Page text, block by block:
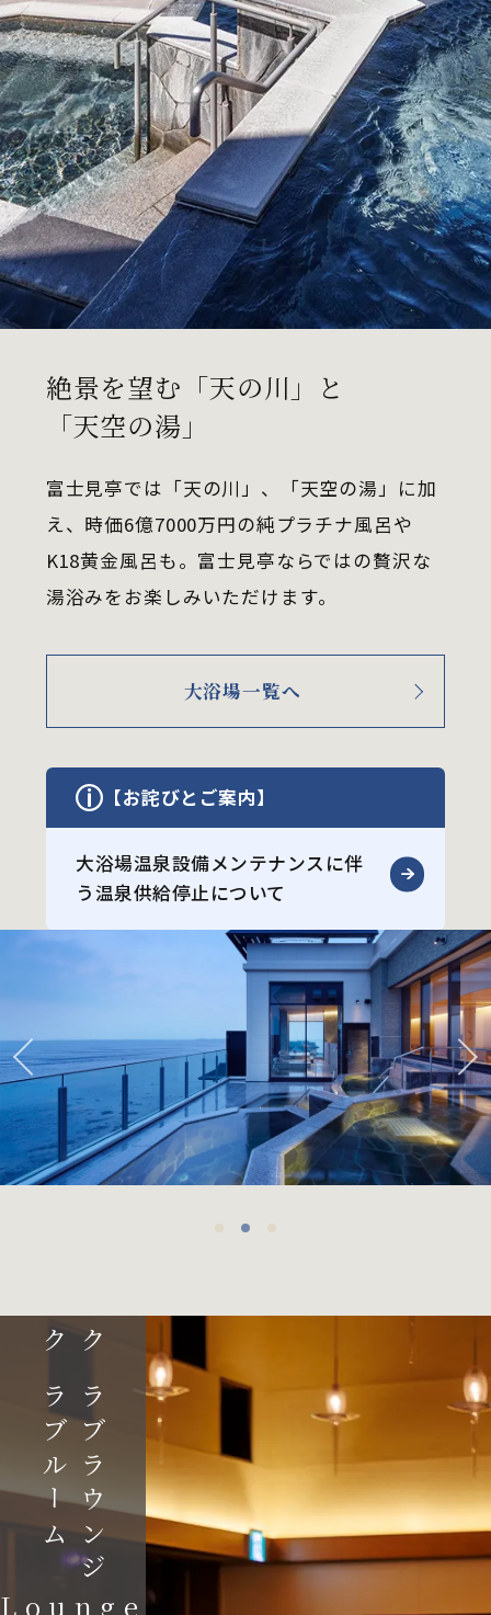
絶景を望む「天の川」と
「天空の湯」
富士見亭では「天の川」、「天空の湯」に加
え、時価6億7000万円の純プラチナ風呂や
K18黄金風呂も。富士見亭ならではの贅沢な
湯浴みをお楽しみいただけます。
大浴場一覧へ
【お詫びとご案内】
大浴場温泉設備メンテナンスに伴
う温泉供給停止について
クラブラウンジ
クラブルーム
Lounge